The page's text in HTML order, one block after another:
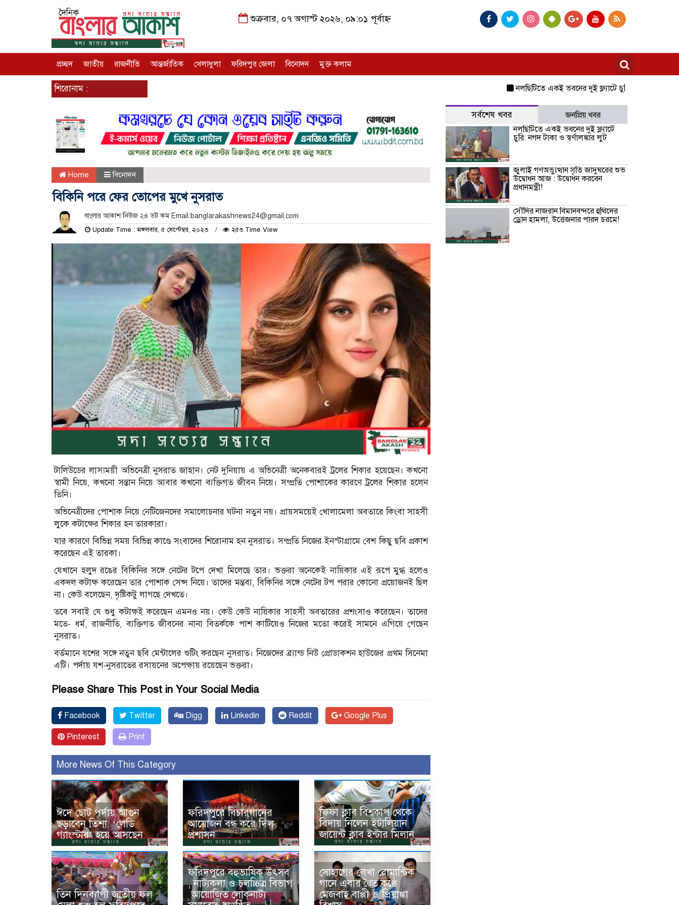
শুক্রবার, ০৭ অগাস্ট ২০২৬, ০৯:০১ পূর্বাহ্ন
প্রচ্ছদ জাতীয় রাজনীতি আন্তর্জাতিক খেলাধুলা ফরিদপুর জেলা বিনোদন মুক্ত কলাম
শিরোনাম : নলছিটিতে একই ভবনের দুই ফ্ল্যাটে চুরি: নগদ টাকা ও
Home বিনোদন
বিকিনি পরে ফের তোপের মুখে নুসরাত
বাংলার আকাশ নিউজ ২৪ ডট কম Email:banglarakashnews24@gmail.com
Update Time : মঙ্গলবার, ৫ সেপ্টেম্বর, ২০২৩ ২৫৩ Time View
টালিউডের লাস্যময়ী অভিনেত্রী নুসরাত জাহান। নেট দুনিয়ায় এ অভিনেত্রী অনেকবারই ট্রলের শিকার হয়েছেন। কখনো
স্বামী নিয়ে, কখনো সন্তান নিয়ে আবার কখনো ব্যক্তিগত জীবন নিয়ে। সম্প্রতি পোশাকের কারণে ট্রলের শিকার হলেন
তিনি।
অভিনেত্রীদের পোশাক নিয়ে নেটিজেনদের সমালোচনার ঘটনা নতুন নয়। প্রায়সময়েই খোলামেলা অবতারে কিংবা সাহসী
লুকে কটাক্ষের শিকার হন তারকারা।
যার কারণে বিভিন্ন সময় বিভিন্ন কাণ্ডে সংবাদের শিরোনাম হন নুসরাত। সম্প্রতি নিজের ইনস্টাগ্রামে বেশ কিছু ছবি প্রকাশ
করেছেন এই তারকা।
যেখানে হলুদ রঙের বিকিনির সঙ্গে নেটের টপে দেখা মিলেছে তার। ভক্তরা অনেকেই নায়িকার এই রূপে মুগ্ধ হলেও
একদল কটাক্ষ করেছেন তার পোশাক সেন্স নিয়ে। তাদের মন্তব্য, বিকিনির সঙ্গে নেটের টপ পরার কোনো প্রয়োজনই ছিল
না। কেউ বলেছেন, দৃষ্টিকটু লাগছে দেখতে।
তবে সবাই যে শুধু কটাক্ষই করেছেন এমনও নয়। কেউ কেউ নায়িকার সাহসী অবতারের প্রশংসাও করেছেন। তাদের
মতে- ধর্ম, রাজনীতি, ব্যক্তিগত জীবনের নানা বিতর্ককে পাশ কাটিয়েও নিজের মতো করেই সামনে এগিয়ে গেছেন
নুসরাত।
বর্তমানে যশের সঙ্গে নতুন ছবি মেন্টালের শুটিং করছেন নুসরাত। নিজেদের ব্র্যান্ড নিউ প্রোডাকশন হাউজের প্রথম সিনেমা
এটি। পর্দায় যশ-নুসরাতের রসায়নের অপেক্ষায় রয়েছেন ভক্তরা।
Please Share This Post in Your Social Media
Facebook Twitter Digg Linkedin Reddit Google Plus
Pinterest Print
More News Of This Category
ঈদে ছোট পর্দায় আগুন
ছড়াবেন তিশা: ‘লেডি
গ্যাংস্টার’ হয়ে আসছেন
ফরিদপুরে বিচারগানের
আয়োজন বন্ধ করে দিল
প্রশাসন
ফিফা ক্লাব বিশ্বকাপ থেকে
বিদায় নিলেন ইটালিয়ান
জায়েন্ট ক্লাব ইন্টার মিলান
তিন দিনব্যাপী জাতীয় ফল
ফরিদপুরে বহুভাষিক উৎসব
, নাট্যকলা ও চলচ্চিত্র বিভাগ
‌ আয়োজিত লোকনাট্য
সোহাগের লেখা রোমান্টিক
গানে এবার দ্বৈত কণ্ঠে
মেজবাহ বাপ্পী ও প্রিয়াঙ্কা
সর্বশেষ খবর
জনপ্রিয় খবর
নলছিটিতে একই ভবনের দুই ফ্ল্যাটে
চুরি: নগদ টাকা ও স্বর্ণালঙ্কার লুট
জুলাই গণঅভ্যুত্থান সৃতি জাদুঘরের শুভ
উদ্বোধন আজ : উদ্বোধন করবেন
প্রধানমন্ত্রী!
সৌদির নাজরান বিমানবন্দরে হুথিদের
ড্রোন হামলা, উত্তেজনার পারদ চরমে!